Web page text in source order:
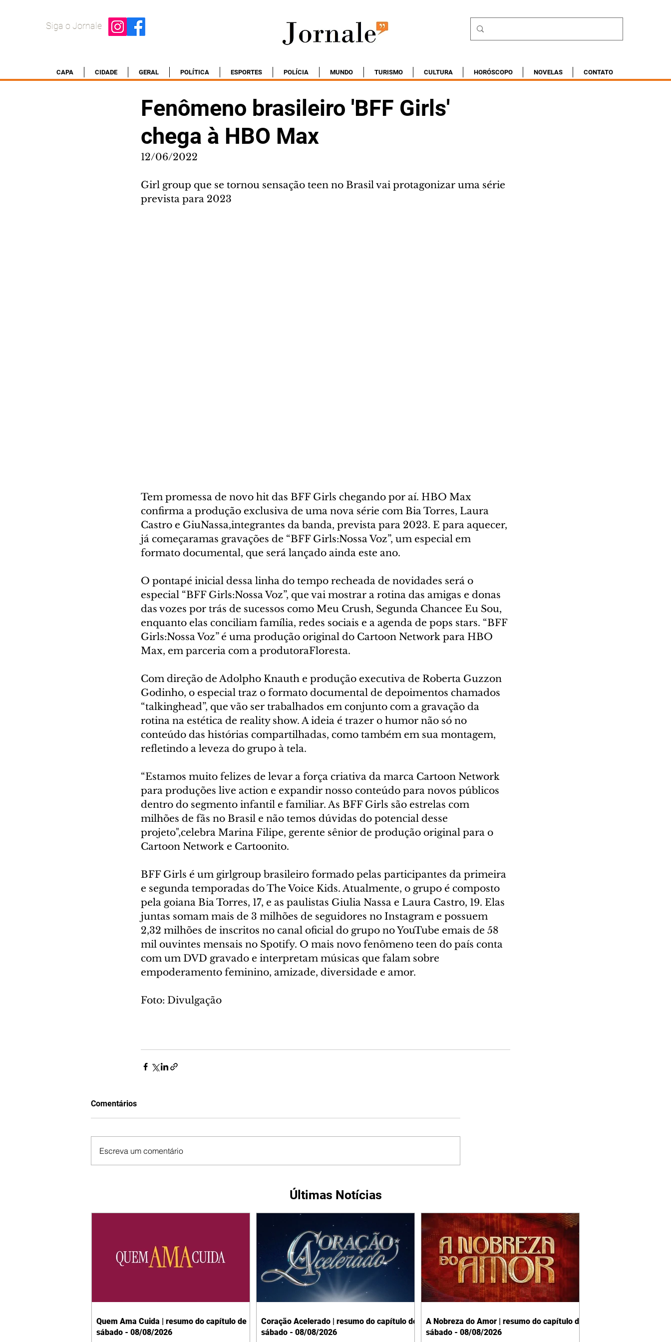
Siga o Jornale
CAPA CIDADE GERAL POLÍTICA ESPORTES POLÍCIA MUNDO TURISMO CULTURA HORÓSCOPO NOVELAS CONTATO
Fenômeno brasileiro 'BFF Girls'
chega à HBO Max
12/06/2022
Girl group que se tornou sensação teen no Brasil vai protagonizar uma série
prevista para 2023
Tem promessa de novo hit das BFF Girls chegando por aí. HBO Max
confirma a produção exclusiva de uma nova série com Bia Torres, Laura
Castro e GiuNassa,integrantes da banda, prevista para 2023. E para aquecer,
já começaramas gravações de “BFF Girls:Nossa Voz”, um especial em
formato documental, que será lançado ainda este ano.
O pontapé inicial dessa linha do tempo recheada de novidades será o
especial “BFF Girls:Nossa Voz”, que vai mostrar a rotina das amigas e donas
das vozes por trás de sucessos como Meu Crush, Segunda Chancee Eu Sou,
enquanto elas conciliam família, redes sociais e a agenda de pops stars. “BFF
Girls:Nossa Voz” é uma produção original do Cartoon Network para HBO
Max, em parceria com a produtoraFloresta.
Com direção de Adolpho Knauth e produção executiva de Roberta Guzzon
Godinho, o especial traz o formato documental de depoimentos chamados
“talkinghead”, que vão ser trabalhados em conjunto com a gravação da
rotina na estética de reality show. A ideia é trazer o humor não só no
conteúdo das histórias compartilhadas, como também em sua montagem,
refletindo a leveza do grupo à tela.
“Estamos muito felizes de levar a força criativa da marca Cartoon Network
para produções live action e expandir nosso conteúdo para novos públicos
dentro do segmento infantil e familiar. As BFF Girls são estrelas com
milhões de fãs no Brasil e não temos dúvidas do potencial desse
projeto",celebra Marina Filipe, gerente sênior de produção original para o
Cartoon Network e Cartoonito.
BFF Girls é um girlgroup brasileiro formado pelas participantes da primeira
e segunda temporadas do The Voice Kids. Atualmente, o grupo é composto
pela goiana Bia Torres, 17, e as paulistas Giulia Nassa e Laura Castro, 19. Elas
juntas somam mais de 3 milhões de seguidores no Instagram e possuem
2,32 milhões de inscritos no canal oficial do grupo no YouTube emais de 58
mil ouvintes mensais no Spotify. O mais novo fenômeno teen do país conta
com um DVD gravado e interpretam músicas que falam sobre
empoderamento feminino, amizade, diversidade e amor.
Foto: Divulgação
Comentários
Escreva um comentário
Últimas Notícias
Quem Ama Cuida | resumo do capítulo de
sábado - 08/08/2026
Coração Acelerado | resumo do capítulo de
sábado - 08/08/2026
A Nobreza do Amor | resumo do capítulo de
sábado - 08/08/2026